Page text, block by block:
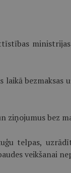
bezmaksas
ziņojumus bez
telpas,
veikšanai